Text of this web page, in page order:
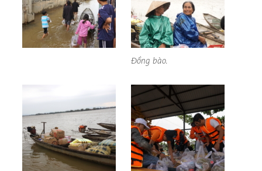
Đồng bào.